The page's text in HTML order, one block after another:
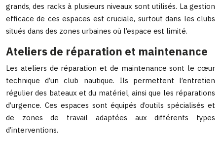
grands, des racks à plusieurs niveaux sont utilisés. La gestion
efficace de ces espaces est cruciale, surtout dans les clubs
situés dans des zones urbaines où l’espace est limité.
Ateliers de réparation et maintenance
Les ateliers de réparation et de maintenance sont le cœur
technique d’un club nautique. Ils permettent l’entretien
régulier des bateaux et du matériel, ainsi que les réparations
d’urgence. Ces espaces sont équipés d’outils spécialisés et
de zones de travail adaptées aux différents types
d’interventions.